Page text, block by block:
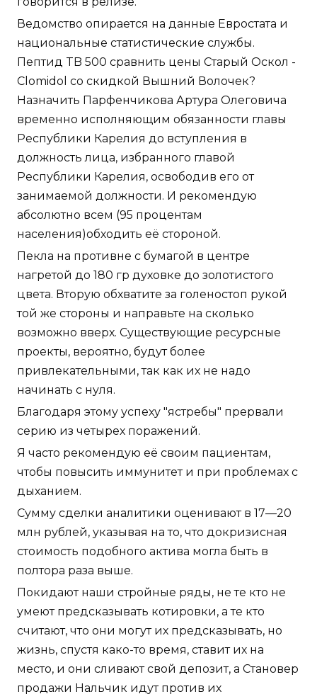
Ведомство опирается на данные Евростата и
национальные статистические службы.
Пептид TB 500 сравнить цены Старый Оскол -
Clomidol со скидкой Вышний Волочек?
Назначить Парфенчикова Артура Олеговича
временно исполняющим обязанности главы
Республики Карелия до вступления в
должность лица, избранного главой
Республики Карелия, освободив его от
занимаемой должности. И рекомендую
абсолютно всем (95 процентам
населения)обходить её стороной.
Пекла на противне с бумагой в центре
нагретой до 180 гр духовке до золотистого
цвета. Вторую обхватите за голеностоп рукой
той же стороны и направьте на сколько
возможно вверх. Существующие ресурсные
проекты, вероятно, будут более
привлекательными, так как их не надо
начинать с нуля.
Благодаря этому успеху "ястребы" прервали
серию из четырех поражений.
Я часто рекомендую её своим пациентам,
чтобы повысить иммунитет и при проблемах с
дыханием.
Сумму сделки аналитики оценивают в 17—20
млн рублей, указывая на то, что докризисная
стоимость подобного актива могла быть в
полтора раза выше.
Покидают наши стройные ряды, не те кто не
умеют предсказывать котировки, а те кто
считают, что они могут их предсказывать, но
жизнь, спустя како-то время, ставит их на
место, и они сливают свой депозит, а Становер
продажи Нальчик идут против их